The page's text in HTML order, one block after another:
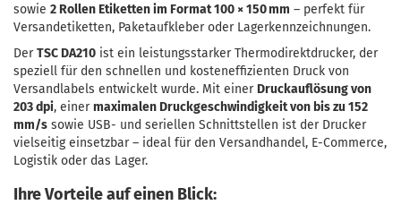
sowie 2 Rollen Etiketten im Format 100 × 150 mm – perfekt für
Versandetiketten, Paketaufkleber oder Lagerkennzeichnungen.
DerTSC DA210 ist ein leistungsstarker Thermodirektdrucker, der
speziell für den schnellen und kosteneffizienten Druck von
Versandlabels entwickelt wurde. Mit einer Druckauflösung von
203 dpi, einermaximalen Druckgeschwindigkeit von bis zu 152
mm/s sowie USB- und seriellen Schnittstellen ist der Drucker
vielseitig einsetzbar – ideal für den Versandhandel, E-Commerce,
Logistik oder das Lager.
Ihre Vorteile auf einen Blick: